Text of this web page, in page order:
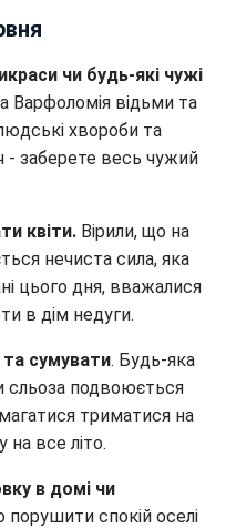
чи будь-які чужі
Варфоломія відьми та
хвороби та
- заберете весь чужий
квіти. Вірили, що на
нечиста сила, яка
цього дня, вважалися
в дім недуги.
сумувати. Будь-яка
сльоза подвоюється
триматися на
на все літо.
в домі чи
спокій оселі